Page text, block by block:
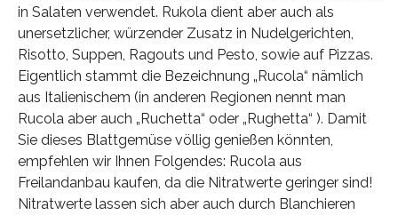
in Salaten verwendet. Rukola dient aber auch als
unersetzlicher, würzender Zusatz in Nudelgerichten,
Risotto, Suppen, Ragouts und Pesto, sowie auf Pizzas.
Eigentlich stammt die Bezeichnung „Rucola“ nämlich
aus Italienischem (in anderen Regionen nennt man
Rucola aber auch „Ruchetta“ oder „Rughetta“ ). Damit
Sie dieses Blattgemüse völlig genießen könnten,
empfehlen wir Ihnen Folgendes: Rucola aus
Freilandanbau kaufen, da die Nitratwerte geringer sind!
Nitratwerte lassen sich aber auch durch Blanchieren